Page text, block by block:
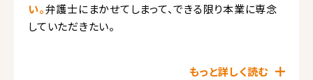
い。弁護士にまかせてしまって、できる限り本業に専念
していただきたい。
もっと詳しく読む